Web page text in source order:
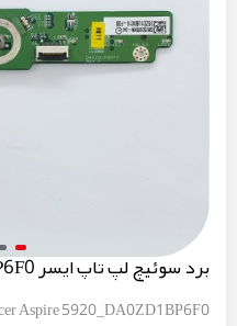
برد سوئیچ لپ تاپ ایسر Aspire 5920_DA0ZD1BP6F0
Aspire 5920_DA0ZD1BP6F0